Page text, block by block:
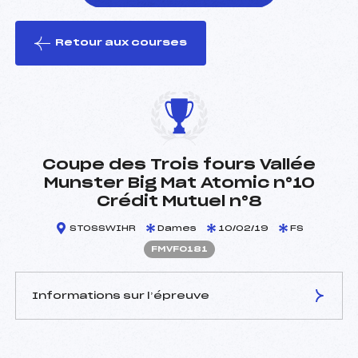
le ski
Retour aux courses
Coupe des Trois fours Vallée
Munster Big Mat Atomic n°10
Crédit Mutuel n°8
STOSSWIHR Dames 10/02/19 FS
FMVF0181
Informations sur l’épreuve